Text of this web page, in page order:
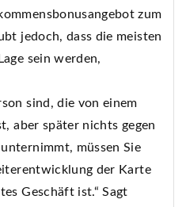
zum
jedoch, dass die meisten
sein werden,
sind, die von einem
aber später nichts gegen
müssen Sie
der Karte
Geschäft ist.“ Sagt